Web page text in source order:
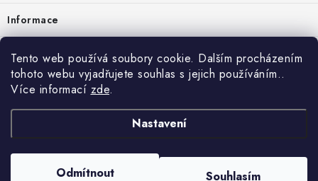
Tento web používá soubory cookie. Dalším procházením
tohoto webu vyjadřujete souhlas s jejich používáním..
Více informací zde.
Nastavení
Odmítnout Souhlasím
Informace
Prodejna
Rady a tipy
vzduchotechnika-ventilace. Všechna práva vyhrazena.